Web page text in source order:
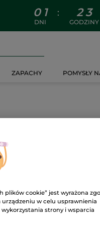
0 1
DNI
: 23
GODZINY
ZAPACHY POMYSŁY
plików cookie” jest wyrażona
w celu usprawnienia
strony i wsparcia